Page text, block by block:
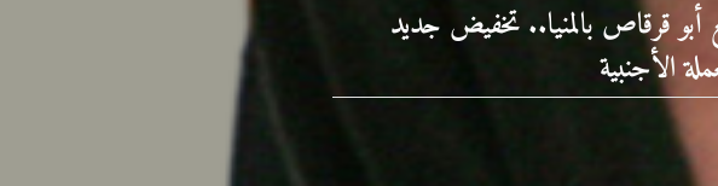
أبو قرقاص بالمنيا.. تخفيض جديد
الأجنبية